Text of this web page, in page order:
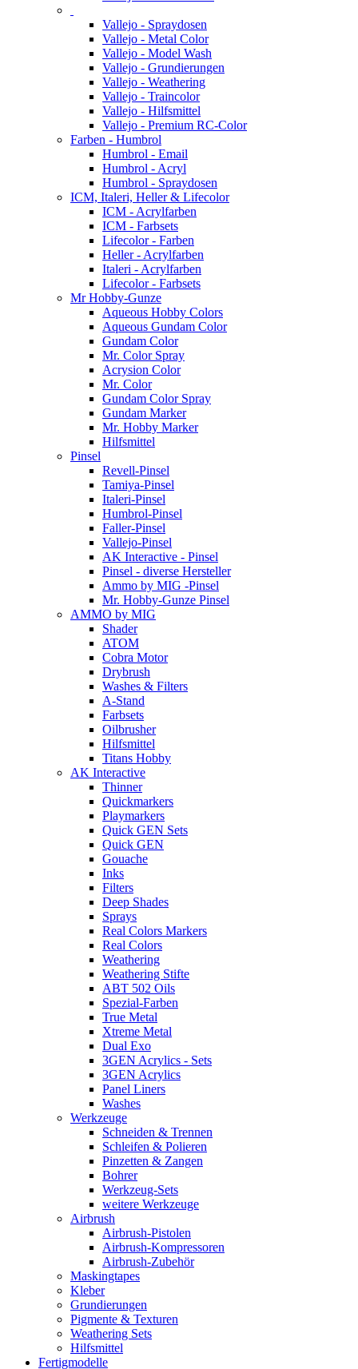
Vallejo - Spraydosen
Vallejo - Metal Color
Vallejo - Model Wash
Vallejo - Grundierungen
Vallejo - Weathering
Vallejo - Traincolor
Vallejo - Hilfsmittel
Vallejo - Premium RC-Color
Farben - Humbrol
Humbrol - Email
Humbrol - Acryl
Humbrol - Spraydosen
ICM, Italeri, Heller & Lifecolor
ICM - Acrylfarben
ICM - Farbsets
Lifecolor - Farben
Heller - Acrylfarben
Italeri - Acrylfarben
Lifecolor - Farbsets
Mr Hobby-Gunze
Aqueous Hobby Colors
Aqueous Gundam Color
Gundam Color
Mr. Color Spray
Acrysion Color
Mr. Color
Gundam Color Spray
Gundam Marker
Mr. Hobby Marker
Hilfsmittel
Pinsel
Revell-Pinsel
Tamiya-Pinsel
Italeri-Pinsel
Humbrol-Pinsel
Faller-Pinsel
Vallejo-Pinsel
AK Interactive - Pinsel
Pinsel - diverse Hersteller
Ammo by MIG -Pinsel
Mr. Hobby-Gunze Pinsel
AMMO by MIG
Shader
ATOM
Cobra Motor
Drybrush
Washes & Filters
A-Stand
Farbsets
Oilbrusher
Hilfsmittel
Titans Hobby
AK Interactive
Thinner
Quickmarkers
Playmarkers
Quick GEN Sets
Quick GEN
Gouache
Inks
Filters
Deep Shades
Sprays
Real Colors Markers
Real Colors
Weathering
Weathering Stifte
ABT 502 Oils
Spezial-Farben
True Metal
Xtreme Metal
Dual Exo
3GEN Acrylics - Sets
3GEN Acrylics
Panel Liners
Washes
Werkzeuge
Schneiden & Trennen
Schleifen & Polieren
Pinzetten & Zangen
Bohrer
Werkzeug-Sets
weitere Werkzeuge
Airbrush
Airbrush-Pistolen
Airbrush-Kompressoren
Airbrush-Zubehör
Maskingtapes
Kleber
Grundierungen
Pigmente & Texturen
Weathering Sets
Hilfsmittel
Fertigmodelle